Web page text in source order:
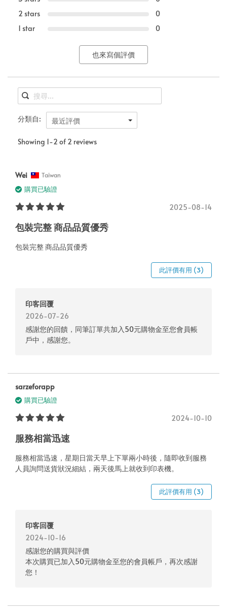
2 stars
0
1 star
0
也來寫個評價
分類自: 最近評價
Showing 1-2 of 2 reviews
Wei Taiwan
購買已驗證
2025-08-14
包裝完整 商品品質優秀
包裝完整 商品品質優秀
此評價有用 (3)
印客回覆
2026-07-26
感謝您的回饋，同筆訂單共加入50元購物金至您會員帳
戶中，感謝您。
sarzeforapp
購買已驗證
2024-10-10
服務相當迅速
服務相當迅速，星期日當天早上下單兩小時後，隨即收到服務
人員詢問送貨狀況細結，兩天後馬上就收到印表機。
此評價有用 (3)
印客回覆
2024-10-16
感謝您的購買與評價
本次購買已加入50元購物金至您的會員帳戶，再次感謝
您！